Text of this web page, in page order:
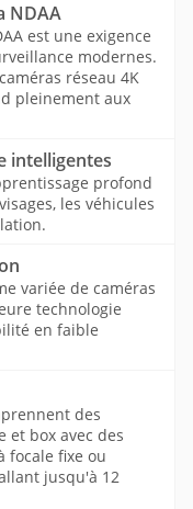
NDAA
est une exigence
modernes.
réseau 4K
pleinement aux
intelligentes
profond
les véhicules
variée de caméras
technologie
en faible
des
et box avec des
focale fixe ou
jusqu'à 12